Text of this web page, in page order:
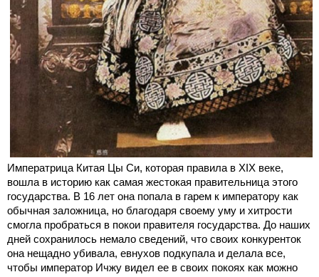
Императрица Китая Цы Си, которая правила в XIX веке,
вошла в историю как самая жестокая правительница этого
государства. В 16 лет она попала в гарем к императору как
обычная заложница, но благодаря своему уму и хитрости
смогла пробраться в покои правителя государства. До наших
дней сохранилось немало сведений, что своих конкуренток
она нещадно убивала, евнухов подкупала и делала все,
чтобы император Ичжу видел ее в своих покоях как можно